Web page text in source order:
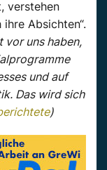
verstehen
Absichten“.
vor uns haben,
und auf
Das wird sich
)